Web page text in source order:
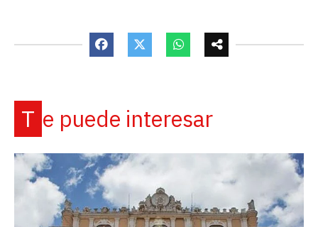
Te puede interesar